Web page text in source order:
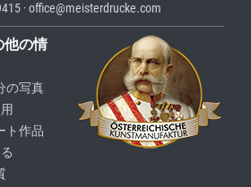
· office@meisterdrucke.com
他の情
の写真
ト作品